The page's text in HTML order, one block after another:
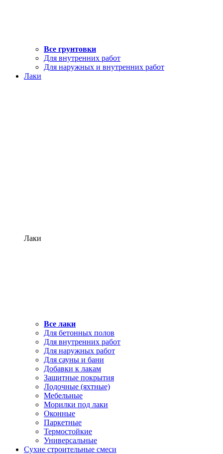
Все грунтовки
Для внутренних работ
Для наружных и внутренних работ
Лаки
Лаки
Все лаки
Для бетонных полов
Для внутренних работ
Для наружных работ
Для сауны и бани
Добавки к лакам
Защитные покрытия
Лодочные (яхтные)
Мебельные
Морилки под лаки
Оконные
Паркетные
Термостойкие
Универсальные
Сухие строительные смеси